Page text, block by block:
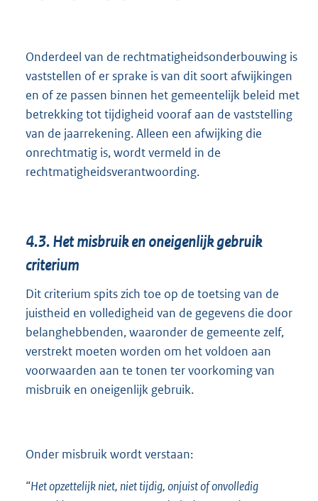
Onderdeel van de rechtmatigheidsonderbouwing is
vaststellen of er sprake is van dit soort afwijkingen
en of ze passen binnen het gemeentelijk beleid met
betrekking tot tijdigheid vooraf aan de vaststelling
van de jaarrekening. Alleen een afwijking die
onrechtmatig is, wordt vermeld in de
rechtmatigheidsverantwoording.
4.3. Het misbruik en oneigenlijk gebruik
criterium
Dit criterium spits zich toe op de toetsing van de
juistheid en volledigheid van de gegevens die door
belanghebbenden, waaronder de gemeente zelf,
verstrekt moeten worden om het voldoen aan
voorwaarden aan te tonen ter voorkoming van
misbruik en oneigenlijk gebruik.
Onder misbruik wordt verstaan:
“Het opzettelijk niet, niet tijdig, onjuist of onvolledig